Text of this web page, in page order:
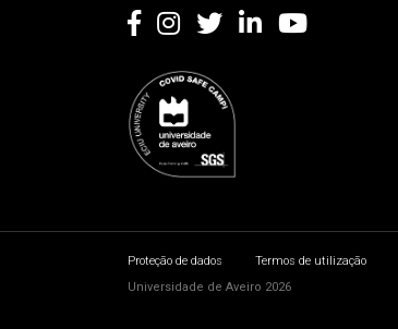
Proteção de dados Termos de utilização
Universidade de Aveiro 2026